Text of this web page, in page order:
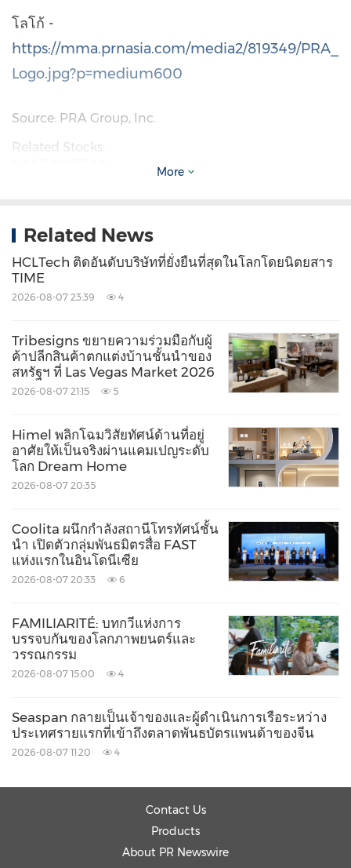
โลโก้ -
https://mma.prnasia.com/media2/819349/PRA_
Logo.jpg?p=medium600
Source: PRA Group, Inc.
Related Stocks:
Share:
More
Related News
HCLTech ติดอันดับบริษัทที่ยั่งยืนที่สุดในโลกโดยนิตยสาร
TIME
2026-08-07 23:39 4
Tribesigns ขยายความร่วมมือกับผู้
ค้าปลีกสินค้าตกแต่งบ้านชั้นนำของ
สหรัฐฯ ที่ Las Vegas Market 2026
2026-08-07 21:15 5
Himel พลิกโฉมวิสัยทัศน์ด้านที่อยู่
อาศัยให้เป็นจริงผ่านแคมเปญระดับ
โลก Dream Home
2026-08-07 20:35
Coolita ผนึกกำลังสถานีโทรทัศน์ชั้น
นำ เปิดตัวกลุ่มพันธมิตรสื่อ FAST
แห่งแรกในอินโดนีเซีย
2026-08-07 20:33 6
FAMILIARITÉ: บทกวีแห่งการ
บรรจบกันของโลกภาพยนตร์และ
วรรณกรรม
2026-08-07 15:00 4
Seaspan กลายเป็นเจ้าของและผู้ดำเนินการเรือระหว่าง
ประเทศรายแรกที่เข้าถึงตลาดพันธบัตรแพนด้าของจีน
2026-08-07 11:20 4
Contact Us
Products
About PR Newswire